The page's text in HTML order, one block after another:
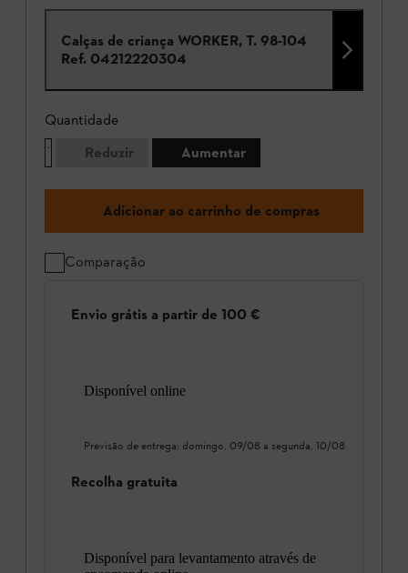
Calças de criança WORKER, T. 98-104
Ref. 04212220304
Quantidade
Reduzir
Aumentar
Adicionar ao carrinho de compras
Comparação
Envio grátis a partir de 100 €
Disponível online
Previsão de entrega: domingo, 09/08 a segunda, 10/08
Recolha gratuita
Disponível para levantamento através de